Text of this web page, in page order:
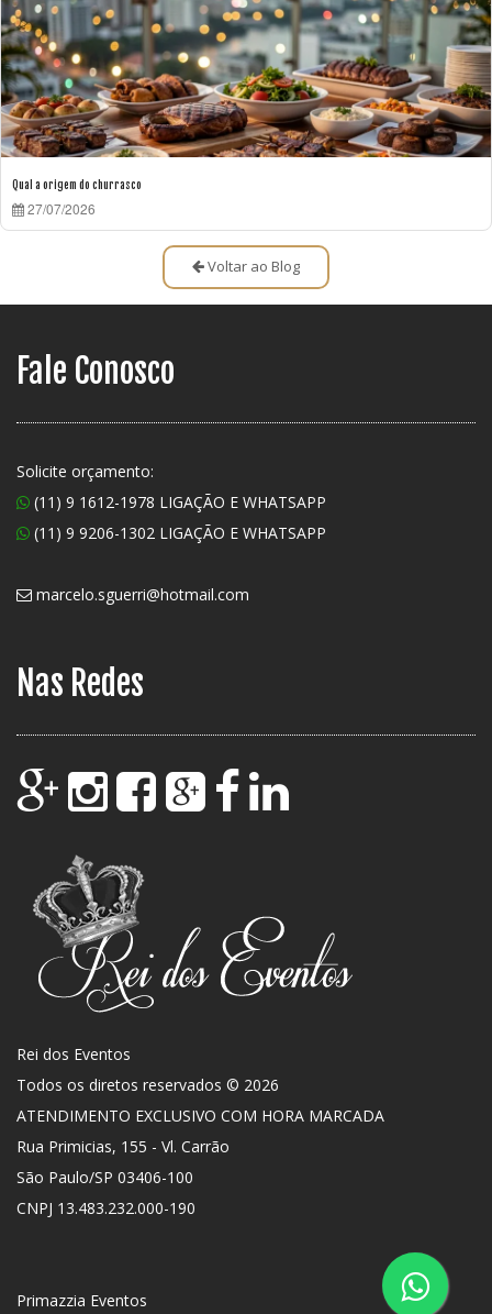
Qual a origem do churrasco
27/07/2026
Voltar ao Blog
Fale Conosco
Solicite orçamento:
(11) 9 1612-1978 LIGAÇÃO E WHATSAPP
(11) 9 9206-1302 LIGAÇÃO E WHATSAPP
marcelo.sguerri@hotmail.com
Nas Redes
Rei dos Eventos
Todos os diretos reservados © 2026
ATENDIMENTO EXCLUSIVO COM HORA MARCADA
Rua Primicias, 155 - Vl. Carrão
São Paulo/SP 03406-100
CNPJ 13.483.232.000-190
Primazzia Eventos